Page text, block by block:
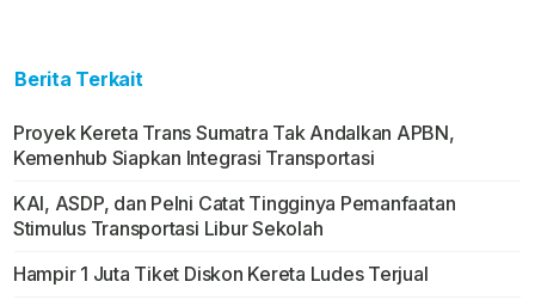
Berita Terkait
Proyek Kereta Trans Sumatra Tak Andalkan APBN,
Kemenhub Siapkan Integrasi Transportasi
KAI, ASDP, dan Pelni Catat Tingginya Pemanfaatan
Stimulus Transportasi Libur Sekolah
Hampir 1 Juta Tiket Diskon Kereta Ludes Terjual